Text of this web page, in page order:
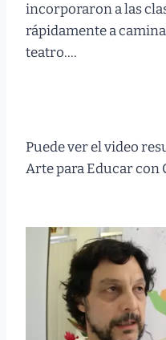
incorporaron a las
rápidamente a
teatro….
Puede ver el video
Arte para Educar con